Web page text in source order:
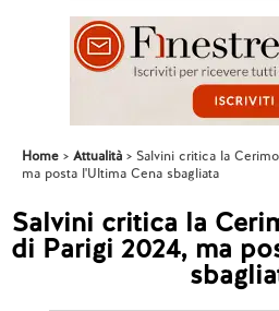
Home Attualità
Salvini critica la
ma posta l'Ultima Cena sbagliata
Salvini critica la
di Parigi 2024, ma